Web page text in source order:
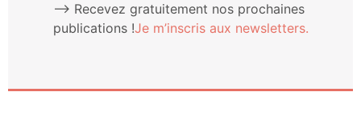
⟶ Rece­vez gra­tui­te­ment nos pro­chaines
publi­ca­tions !Je m’ins­cris aux newsletters.